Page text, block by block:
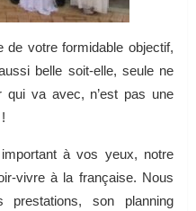
de votre formidable objectif,
belle soit-elle, seule ne
qui va avec, n’est pas une
à vos yeux, notre
vivre à la française. Nous
prestations, son planning